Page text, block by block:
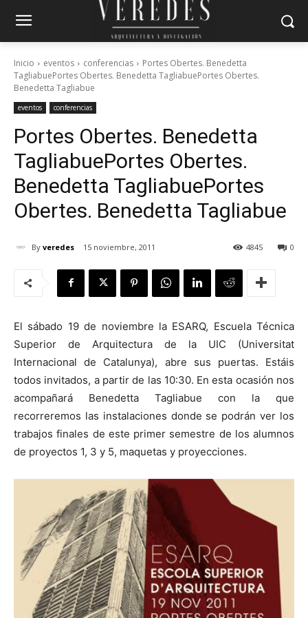
Inicio eventos conferencias
Portes Obertes. Benedetta
TagliabuePortes Obertes. Benedetta TagliabuePortes Obertes.
Benedetta Tagliabue
eventos conferencias
Portes Obertes. Benedetta
TagliabuePortes Obertes.
Benedetta TagliabuePortes
Obertes. Benedetta Tagliabue
By veredes 15 noviembre, 2011 0
4845
El sábado 19 de noviembre la ESARQ, Escuela Técnica
Superior de Arquitectura de la UIC (Universitat
Internacional de Catalunya), abre sus puertas. Estáis
todos invitados, a partir de las 10:30. En esta ocasión nos
acompañará Benedetta Tagliabue con la que
recorreremos las instalaciones donde se podrán ver los
trabajos finales de este primer semestre de los alumnos
de proyectos 1, 3 y 5, maquetas y proyecciones.